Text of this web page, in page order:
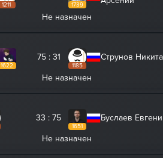
1211 1739
Не назначен
1622
75 : 31
1185
Струнов Никита
Не назначен
33 : 75
1651
Буслаев
Не назначен